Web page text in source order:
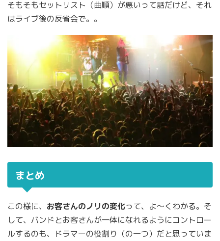
そもそもセットリスト（曲順）が悪いって話だけど、それ
はライブ後の反省会で。。
まとめ
この様に、 お客さんのノリの変化って、よ～くわかる。そ
して、バンドとお客さんが一体になれるようにコントロー
ルするのも、ドラマーの役割り（の一つ）だと思っていま